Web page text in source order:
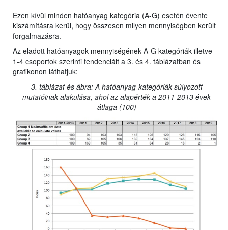
Ezen kívül minden hatóanyag kategória (A-G) esetén évente
kiszámításra kerül, hogy összesen milyen mennyiségben került
forgalmazásra.
Az eladott hatóanyagok mennyiségének A-G kategóriák illetve
1-4 csoportok szerinti tendenciáit a 3. és 4. táblázatban és
grafikonon láthatjuk:
3. táblázat és ábra: A hatóanyag-kategóriák súlyozott
mutatóinak alakulása, ahol az alapérték a 2011-2013 évek
átlaga (100)